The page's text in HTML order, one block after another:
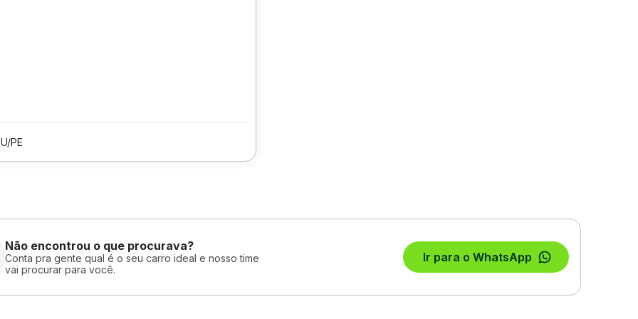
PE
Não encontrou o que procurava?
Conta pra gente qual é o seu carro ideal e nosso time
vai procurar para você.
Ir para o WhatsApp